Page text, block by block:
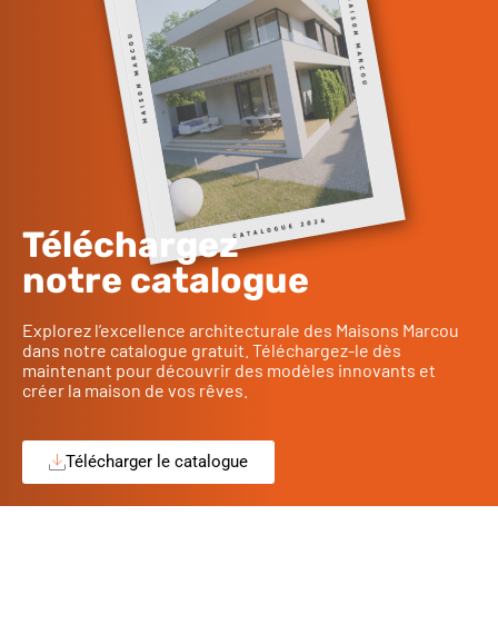
Téléchargez
notre catalogue
Explorez l’excellence architecturale des Maisons Marcou
dans notre catalogue gratuit. Téléchargez-le dès
maintenant pour découvrir des modèles innovants et
créer la maison de vos rêves.
Télécharger le catalogue